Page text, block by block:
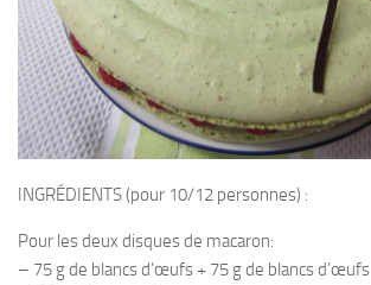
INGRÉDIENTS (pour 10/12 personnes) :
Pour les deux disques de macaron:
– 75 g de blancs d’œufs + 75 g de blancs d’œufs